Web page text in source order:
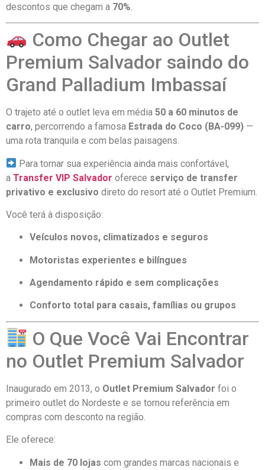
descontos que chegam a 70%
Como Chegar ao Outlet
Premium Salvador saindo do
Grand Palladium Imbassaí
O trajeto até o outlet leva em média 50 a 60 minutos de
carro, percorrendo a famosa Estrada do Coco (BA-099) —
uma rota tranquila e com belas paisagens.
Para tornar sua experiência ainda mais confortável,
a Transfer VIP Salvador oferece serviço de transfer
privativo e exclusivo direto do resort até o Outlet Premium.
Você terá à disposição:
Veículos novos, climatizados e seguros
Motoristas experientes e bilíngues
Agendamento rápido e sem complicações
Conforto total para casais, famílias ou grupos
O Que Você Vai Encontrar
no Outlet Premium Salvador
Inaugurado em 2013, o Outlet Premium Salvador foi o
primeiro outlet do Nordeste e se tornou referência em
compras com desconto na região.
Ele oferece:
Mais de 70 lojas com grandes marcas nacionais e